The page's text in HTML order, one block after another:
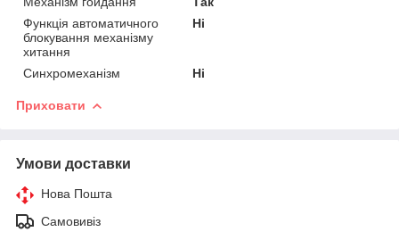
Функція автоматичного
блокування механізму
хитання
Ні
Синхромеханізм Ні
Приховати
Умови доставки
Нова Пошта
Самовивіз